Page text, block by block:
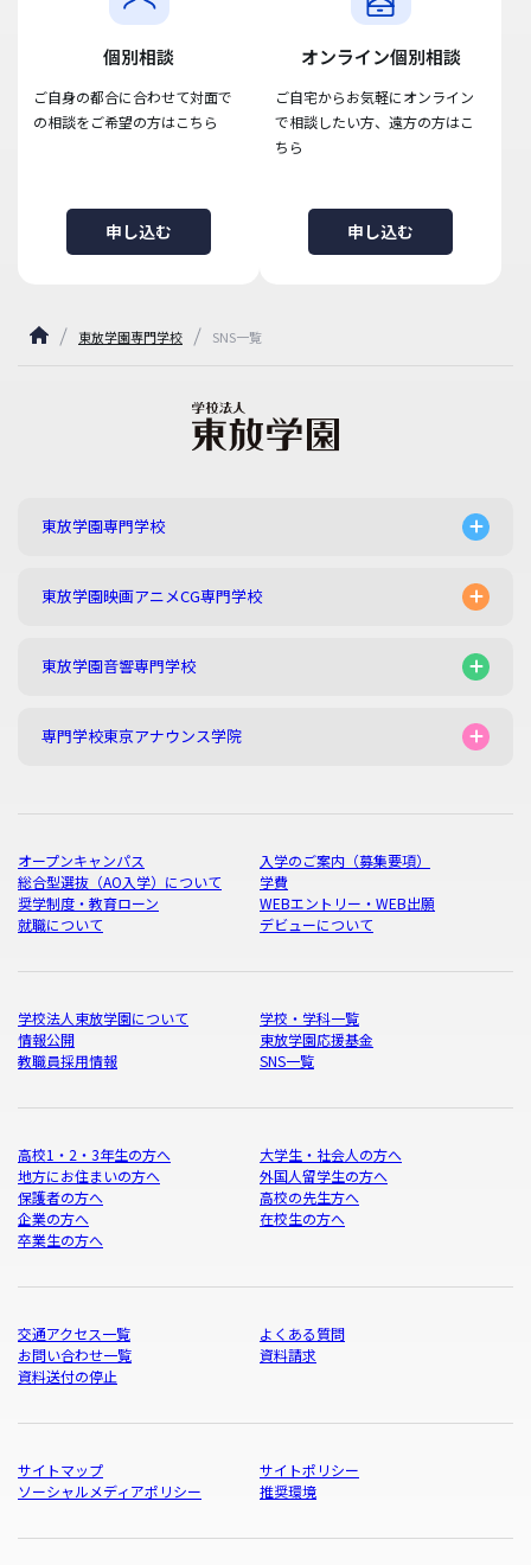
個別相談
ご自身の都合に合わせて対面で
の相談をご希望の方はこちら
申し込む
オンライン個別相談
ご自宅からお気軽にオンライン
で相談したい方、遠方の方はこ
ちら
申し込む
東放学園専門学校 SNS一覧
東放学園専門学校
東放学園映画アニメCG専門学校
東放学園音響専門学校
専門学校東京アナウンス学院
オープンキャンパス
入学のご案内（募集要項）
総合型選抜（AO入学）について
学費
奨学制度・教育ローン
WEBエントリー・WEB出願
就職について
デビューについて
学校法人東放学園について
学校・学科一覧
情報公開
東放学園応援基金
教職員採用情報
SNS一覧
高校1・2・3年生の方へ
大学生・社会人の方へ
地方にお住まいの方へ
外国人留学生の方へ
保護者の方へ
高校の先生方へ
企業の方へ
在校生の方へ
卒業生の方へ
交通アクセス一覧
よくある質問
お問い合わせ一覧
資料請求
資料送付の停止
サイトマップ
サイトポリシー
ソーシャルメディアポリシー
推奨環境